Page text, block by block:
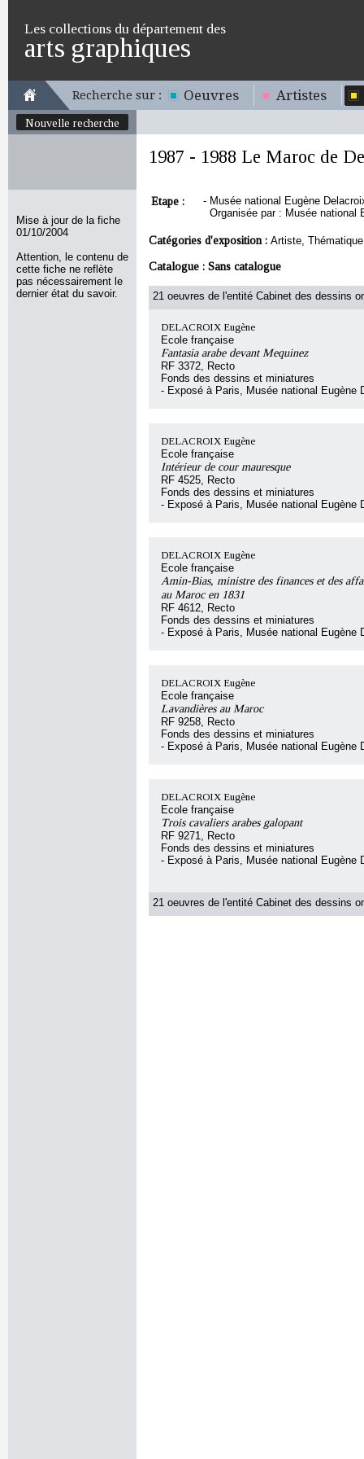
Les collections du département des
arts graphiques
Recherche sur : Oeuvres Artistes
Nouvelle recherche
Mise à jour de la fiche
01/10/2004
Attention, le contenu de
cette fiche ne reflète
pas nécessairement le
dernier état du savoir.
1987 - 1988 Le Maroc de
Etape : - Musée national Eugène
Organisée par : Musée national
Catégories d'exposition : Artiste, Thématique
Catalogue : Sans catalogue
21 oeuvres de l'entité Cabinet des dessins
DELACROIX Eugène
Ecole française
Fantasia arabe devant Mequinez
RF 3372, Recto
Fonds des dessins et miniatures
- Exposé à Paris, Musée national Eugène
DELACROIX Eugène
Ecole française
Intérieur de cour mauresque
RF 4525, Recto
Fonds des dessins et miniatures
- Exposé à Paris, Musée national Eugène
DELACROIX Eugène
Ecole française
Amin-Bias, ministre des finances et des
au Maroc en 1831
RF 4612, Recto
Fonds des dessins et miniatures
- Exposé à Paris, Musée national Eugène
DELACROIX Eugène
Ecole française
Lavandières au Maroc
RF 9258, Recto
Fonds des dessins et miniatures
- Exposé à Paris, Musée national Eugène
DELACROIX Eugène
Ecole française
Trois cavaliers arabes galopant
RF 9271, Recto
Fonds des dessins et miniatures
- Exposé à Paris, Musée national Eugène
21 oeuvres de l'entité Cabinet des dessins